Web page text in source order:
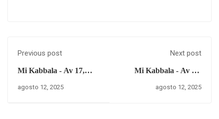
Previous post
Mi Kabbala - Av 17,
agosto 12, 2025
Next post
Mi Kabbala - Av 18,
agosto 12, 2025